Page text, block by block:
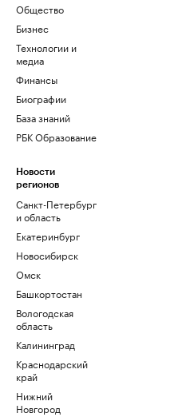
Общество
Бизнес
Технологии и
медиа
Финансы
Биографии
База знаний
РБК Образование
Новости
регионов
Санкт-Петербург
и область
Екатеринбург
Новосибирск
Омск
Башкортостан
Вологодская
область
Калининград
Краснодарский
край
Нижний
Новгород